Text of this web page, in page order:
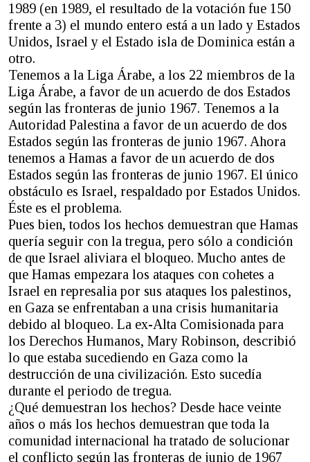
1989 (en 1989, el resultado de la votación fue 150
frente a 3) el mundo entero está a un lado y Estados
Unidos, Israel y el Estado isla de Dominica están a
otro.
Tenemos a la Liga Árabe, a los 22 miembros de la
Liga Árabe, a favor de un acuerdo de dos Estados
según las fronteras de junio 1967. Tenemos a la
Autoridad Palestina a favor de un acuerdo de dos
Estados según las fronteras de junio 1967. Ahora
tenemos a Hamas a favor de un acuerdo de dos
Estados según las fronteras de junio 1967. El único
obstáculo es Israel, respaldado por Estados Unidos.
Éste es el problema.
Pues bien, todos los hechos demuestran que Hamas
quería seguir con la tregua, pero sólo a condición
de que Israel aliviara el bloqueo. Mucho antes de
que Hamas empezara los ataques con cohetes a
Israel en represalia por sus ataques los palestinos,
en Gaza se enfrentaban a una crisis humanitaria
debido al bloqueo. La ex-Alta Comisionada para
los Derechos Humanos, Mary Robinson, describió
lo que estaba sucediendo en Gaza como la
destrucción de una civilización. Esto sucedía
durante el periodo de tregua.
¿Qué demuestran los hechos? Desde hace veinte
años o más los hechos demuestran que toda la
comunidad internacional ha tratado de solucionar
el conflicto según las fronteras de junio de 1967